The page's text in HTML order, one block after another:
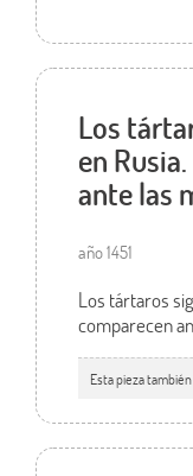
Los
en
ante las
año 1451
Los tártaros
comparecen
Esta pieza también